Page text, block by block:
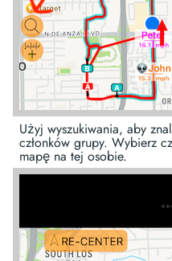
Użyj wyszukiwania, aby
członków grupy. Wybierz
mapę na tej osobie.